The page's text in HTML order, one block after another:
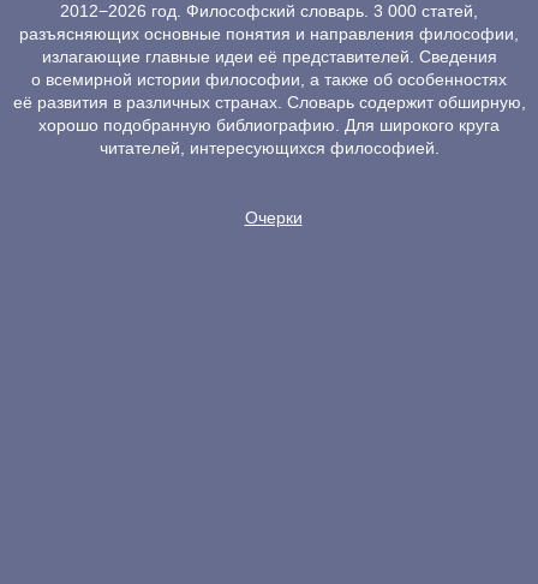
2012−2026 год. Философский словарь. 3 000 статей,
разъясняющих основные понятия и направления философии,
излагающие главные идеи её представителей. Сведения
о всемирной истории философии, а также об особенностях
её развития в различных странах. Словарь содержит обширную,
хорошо подобранную библиографию. Для широкого круга
читателей, интересующихся философией.
Очерки